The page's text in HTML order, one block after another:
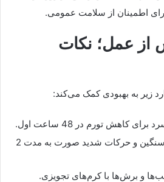
برای اطمینان از سلامت عمومی.
از عمل؛ نکات
زیر به بهبودی کمک می‌کند:
کاهش تورم در 48 ساعت اول.
پرهیز از فعالیت‌های سنگین و حرکات شدید صورت به مدت 2
و برش‌ها با کرم‌های تجویزی.